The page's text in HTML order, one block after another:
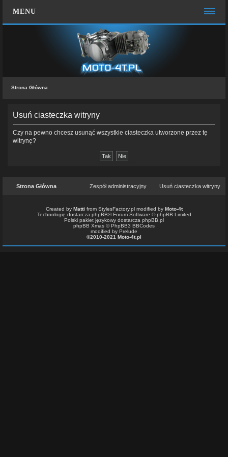
MENU
Zespół administracyjny
FAQ
ZALOGUJ SIĘ
Strona Główna
Usuń ciasteczka witryny
Czy na pewno chcesz usunąć wszystkie ciasteczka utworzone przez tę
witrynę?
Strona Główna Usuń ciasteczka witryny
Zespół administracyjny
Created by Matti from StylesFactory.plmodified by Moto-4t
Technologię dostarcza phpBB® Forum Software © phpBB Limited
Polski pakiet językowy dostarcza phpBB.pl
phpBB Xmas ©PhpBB3 BBCodes
modified by Prelude
©2010-2021 Moto-4t.pl